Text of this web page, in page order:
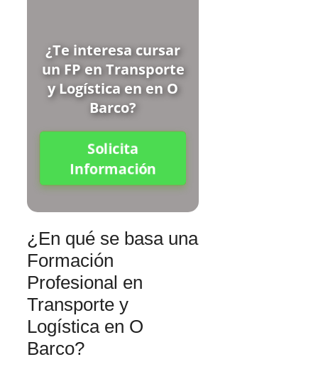
¿Te interesa cursar
un FP en Transporte
y Logística en en O
Barco?
Solicita
Información
¿En qué se basa una
Formación
Profesional en
Transporte y
Logística en O
Barco?